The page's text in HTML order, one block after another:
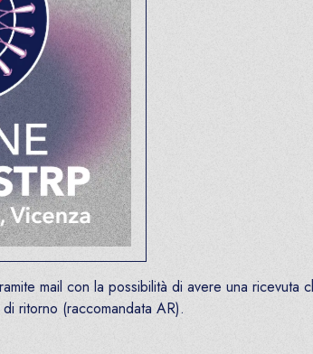
mail con la possibilità di avere una
ritorno (raccomandata AR).